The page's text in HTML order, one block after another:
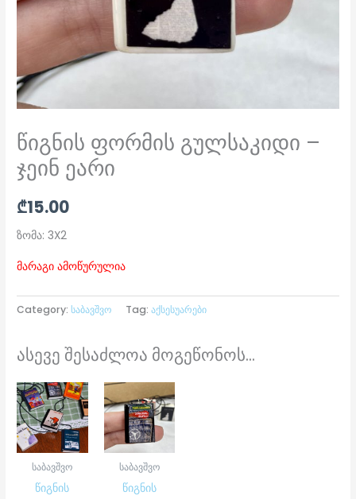
წიგნის ფორმის გულსაკიდი –
ჯეინ ეარი
₾15.00
ზომა: 3X2
მარაგი ამოწურულია
Category:საბავშვო Tag:აქსესუარები
ასევე შესაძლოა მოგეწონოს...
საბავშვო
წიგნის
საბავშვო
წიგნის